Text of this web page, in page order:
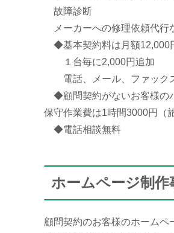
故障診断
メーカーへの修理依頼代行
◆基本契約料は月額12,000
１台毎に2,000円追加
電話、メール、ファックス
◆顧問契約がないお客様の
保守作業費は1時間3000円（
◆電話相談無料
ホームページ制作
顧問契約のお客様のホームペ